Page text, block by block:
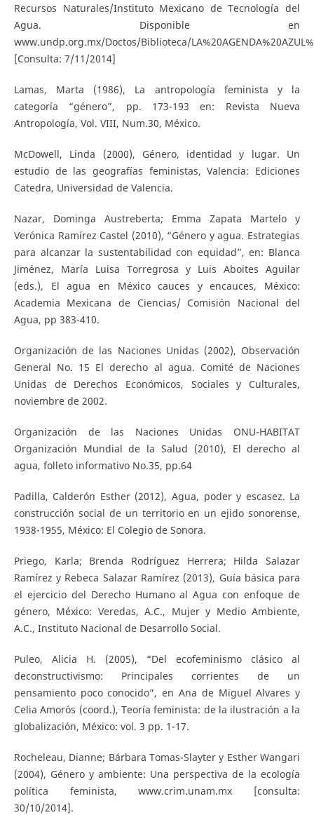
Recursos Naturales/Instituto Mexicano de Tecnología del
Agua. Disponible en
www.undp.org.mx/Doctos/Biblioteca/
[Consulta: 7/11/2014]
Lamas, Marta (1986), La antropología feminista y la
categoría “género”, pp. 173-193 en: Revista Nueva
Antropología, Vol. VIII, Num.30, México.
McDowell, Linda (2000), Género, identidad y lugar. Un
estudio de las geografías feministas, Valencia: Ediciones
Catedra, Universidad de Valencia.
Nazar, Dominga Austreberta; Emma Zapata Martelo y
Verónica Ramírez Castel (2010), “Género y agua. Estrategias
para alcanzar la sustentabilidad con equidad”, en: Blanca
Jiménez, María Luisa Torregrosa y Luis Aboites Aguilar
(eds.), El agua en México cauces y encauces, México:
Academia Mexicana de Ciencias/ Comisión Nacional del
Agua, pp 383-410.
Organización de las Naciones Unidas (2002), Observación
General No. 15 El derecho al agua. Comité de Naciones
Unidas de Derechos Económicos, Sociales y Culturales,
noviembre de 2002.
Organización de las Naciones Unidas ONU-HABITAT
Organización Mundial de la Salud (2010), El derecho al
agua, folleto informativo No.35, pp.64
Padilla, Calderón Esther (2012), Agua, poder y escasez. La
construcción social de un territorio en un ejido sonorense,
1938-1955, México: El Colegio de Sonora.
Priego, Karla; Brenda Rodríguez Herrera; Hilda Salazar
Ramírez y Rebeca Salazar Ramírez (2013), Guía básica para
el ejercicio del Derecho Humano al Agua con enfoque de
género, México: Veredas, A.C., Mujer y Medio Ambiente,
A.C., Instituto Nacional de Desarrollo Social.
Puleo, Alicia H. (2005), “Del ecofeminismo clásico al
deconstructivismo: Principales corrientes de un
pensamiento poco conocido”, en Ana de Miguel Alvares y
Celia Amorós (coord.), Teoría feminista: de la ilustración a la
globalización, México: vol. 3 pp. 1-17.
Rocheleau, Dianne; Bárbara Tomas-Slayter y Esther Wangari
(2004), Género y ambiente: Una perspectiva de la ecología
política feminista, www.crim.unam.mx [consulta:
30/10/2014].